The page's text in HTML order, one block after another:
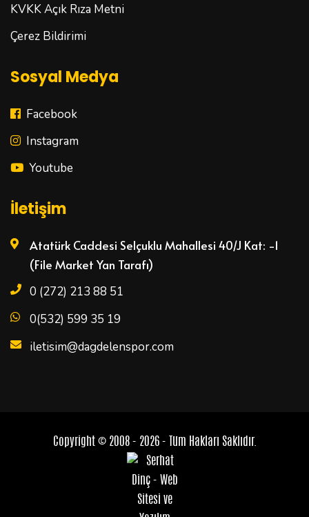
KVKK Açık Rıza Metni
Çerez Bildirimi
Sosyal Medya
Facebook
Instagram
Youtube
İletişim
Atatürk Caddesi Selçuklu Mahallesi 40/J Kat: -1
(File Market Yan Tarafı)
0 (272) 213 88 51
0(532) 599 35 19
iletisim@dagdelenspor.com
Copyright © 2008 - 2026 - Tüm Hakları Saklıdır.